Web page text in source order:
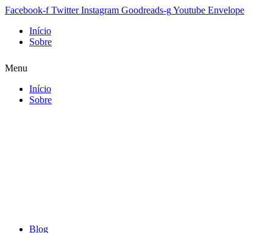
Facebook-f Twitter Instagram Goodreads-gYoutube Envelope
Início
Sobre
Menu
Início
Sobre
Blog